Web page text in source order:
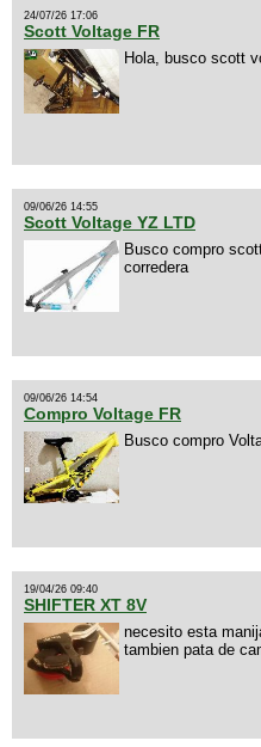
24/07/26 17:06
Scott Voltage FR
Hola, busco scott
09/06/26 14:55
Scott Voltage YZ LTD
Busco compro
corredera
09/06/26 14:54
Compro Voltage FR
Busco compro
19/04/26 09:40
SHIFTER XT 8V
necesito esta
tambien pata de